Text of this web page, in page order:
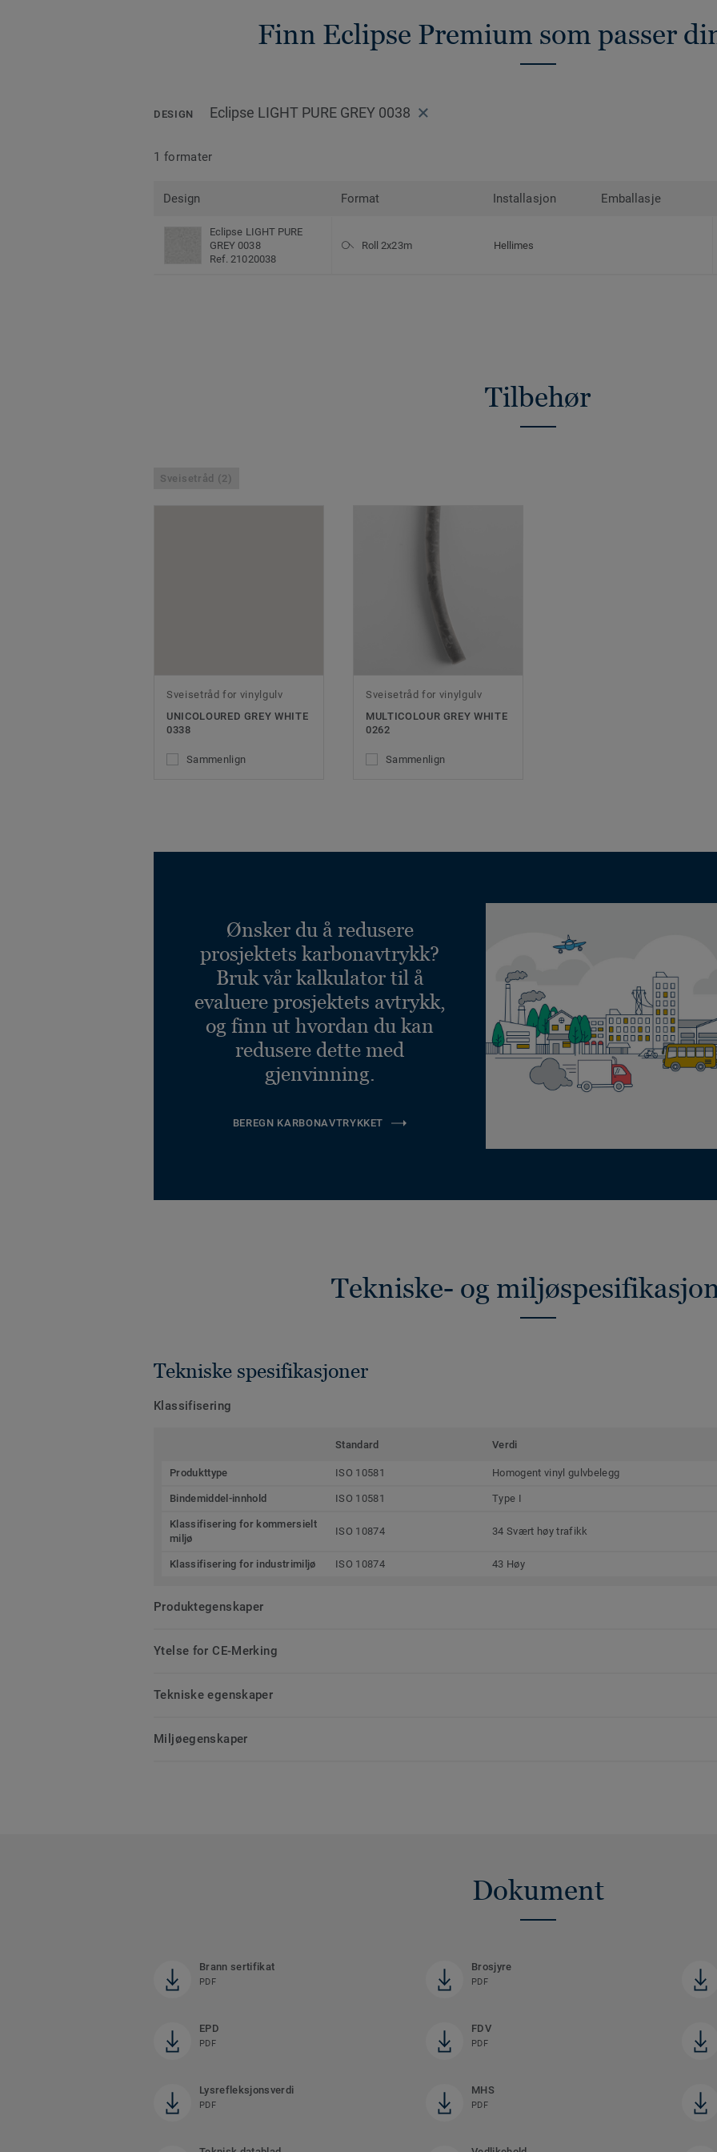
Finn Eclipse Premium som passer
DESIGN Eclipse LIGHT PURE GREY 0038
1 formater
Design Format Installasjon Emballasje
Eclipse LIGHT PURE
GREY 0038
Ref. 21020038
Roll 2x23m Hellimes
Tilbehør
Sveisetråd (2)
Sveisetråd for vinylgulv
UNICOLOURED GREY WHITE
0338
Sammenlign
Sveisetråd for vinylgulv
MULTICOLOUR GREY WHITE
0262
Sammenlign
Ønsker du å redusere
prosjektets karbonavtrykk?
Bruk vår kalkulator til å
evaluere prosjektets avtrykk,
og finn ut hvordan du kan
redusere dette med
gjenvinning.
BEREGN KARBONAVTRYKKET
Tekniske- og
Tekniske spesifikasjoner
Klassifisering
Standard Verdi
Produkttype ISO 10581 Homogent vinyl gulvbelegg
Bindemiddel-innhold ISO 10581 Type I
Klassifisering for kommersielt
miljø
ISO 10874 34 Svært høy trafikk
Klassifisering for industrimiljø ISO 10874 43 Høy
Produktegenskaper
Ytelse for CE-Merking
Tekniske egenskaper
Miljøegenskaper
Dokument
Brann sertifikat
PDF
Brosjyre
PDF
EPD
PDF
FDV
PDF
Lysrefleksjonsverdi
PDF
MHS
PDF